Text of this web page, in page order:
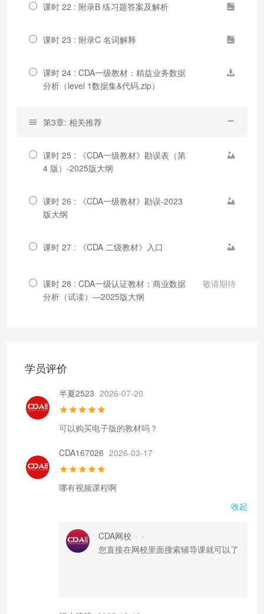
课时 22 : 附录B 练习题答案及解析
课时 23 : 附录C 名词解释
课时 24 : CDA一级教材：精益业务数据
分析（level 1数据集&代码.zip）
第3章: 相关推荐
课时 25 : 《CDA一级教材》勘误表（第
4 版）-2025版大纲
课时 26 : 《CDA一级教材》勘误-2023
版大纲
课时 27 : 《CDA 二级教材》入口
课时 28 : CDA一级认证教材：商业数据
分析（试读）—2025版大纲
敬请期待
学员评价
半夏2523 2026-07-20
可以购买电子版的教材吗？
CDA167026 2026-03-17
哪有视频课程啊
收起
CDA网校 • -
您直接在网校里面搜索辅导课就可以了